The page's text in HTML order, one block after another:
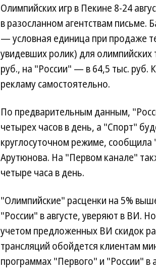
Олимпийских игр в Пекине 8-24
в разосланном агентствам письме.
— условная единица при продаже
увидевших ролик) для
руб., на "России" — в 64,5 тыс. руб.
рекламу самостоятельно.
По предварительным данным,
четырех часов в день, а "Спорт"
круглосуточном режиме,
Арутюнова. На "Первом канале"
четыре часа в день.
"Олимпийские" расценки на 5%
"России" в августе, уверяют в ВИ.
учетом предложенных ВИ скидок
трансляций обойдется клиентам
программах "Первого" и "России" в